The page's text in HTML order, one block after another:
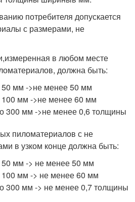
потребителя допускается
с размерами, не
в любом месте
должна быть:
мм ->не менее 50 мм
мм ->не менее 60 мм
300 мм ->не менее 0,6 толщины
пиломатериалов с не
в узком конце должна быть:
мм -> не менее 50 мм
мм -> не менее 60 мм
300 мм -> не менее 0,7 толщины